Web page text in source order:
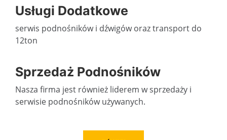
Usługi Dodatkowe
serwis podnośników i dźwigów oraz transport do
12ton
Sprzedaż Podnośników
Nasza firma jest również liderem w sprzedaży i
serwisie podnośników używanych.